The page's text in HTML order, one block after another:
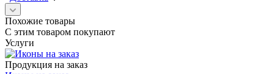
Похожие товары
С этим товаром покупают
Услуги
Продукция на заказ